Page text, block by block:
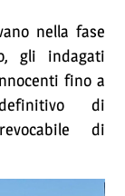
nella fase
gli indagati
fino a
di
di